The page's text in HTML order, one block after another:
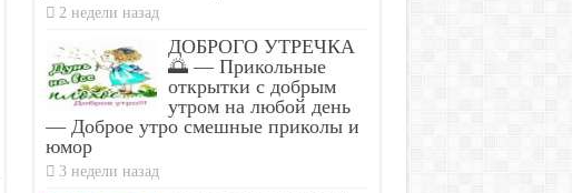
2 недели назад
ДОБРОГО УТРЕЧКА
🌅 — Прикольные
открытки с добрым
утром на любой день
— Доброе утро смешные приколы и
юмор
3 недели назад